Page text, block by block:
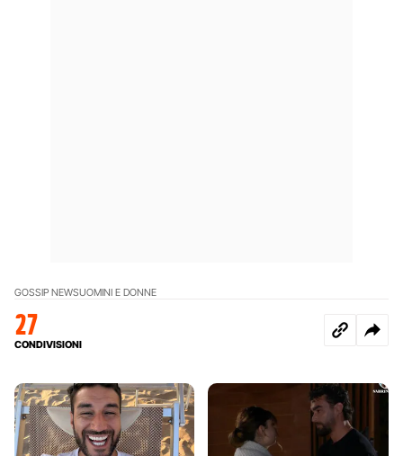
GOSSIP NEWSUOMINI E DONNE
27
CONDIVISIONI